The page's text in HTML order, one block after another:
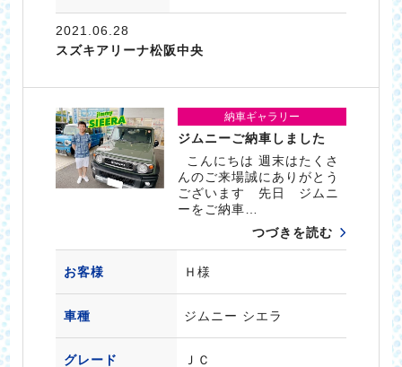
2021.06.28
スズキアリーナ松阪中央
納車ギャラリー
ジムニーご納車しました
こんにちは 週末はたくさ
んのご来場誠にありがとう
ございます 先日 ジムニ
ーをご納車…
つづきを読む
お客様 Ｈ様
車種 ジムニー シエラ
グレード ＪＣ